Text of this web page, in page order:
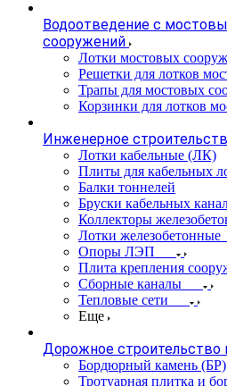
Водоотведение с
сооружений
Лотки мостовых
Решетки для лотков
Трапы для мостовых
Корзинки для лотков
Инженерное
Лотки кабельные (ЛК)
Плиты для кабельных
Балки тоннелей
Бруски кабельных
Коллекторы
Лотки железобетонные
Опоры ЛЭП
Плита крепления
Сборные каналы
Тепловые сети
Еще
Дорожное строительство
Бордюрный камень (БР)
Тротуарная плитка и